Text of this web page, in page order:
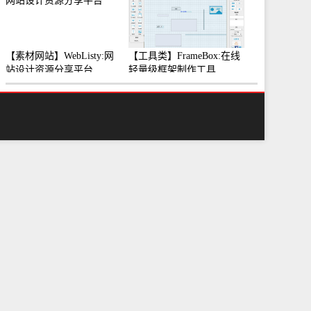
【素材网站】WebListy:网
站设计资源分享平台
【工具类】FrameBox:在线
轻量级框架制作工具